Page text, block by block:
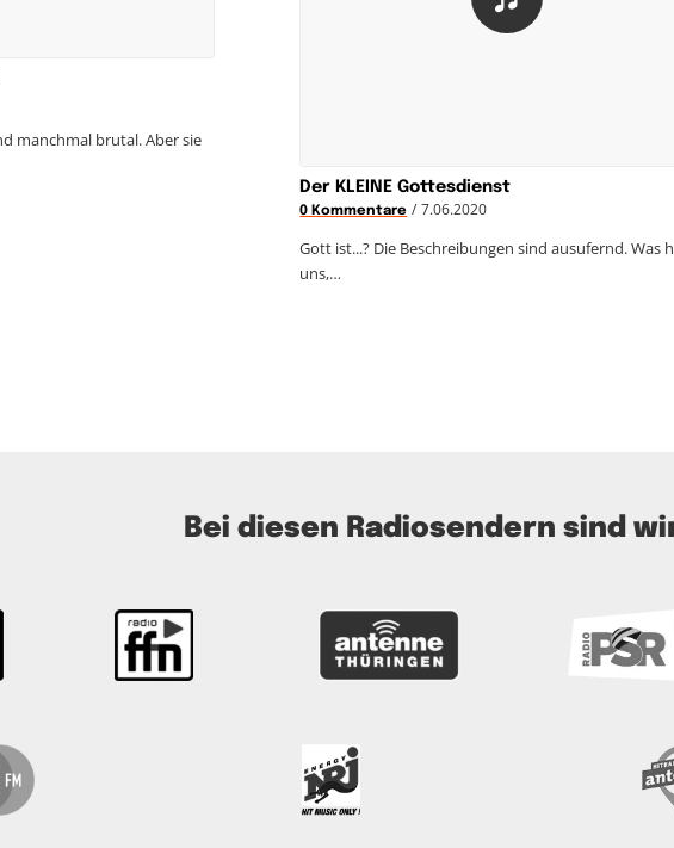
manchmal brutal. Aber sie
Der KLEINE Gottesdienst
0 Kommentare / 7.06.2020
Gott ist...? Die Beschreibungen sind ausufernd. Was
uns,…
Bei diesen Radiosendern sind